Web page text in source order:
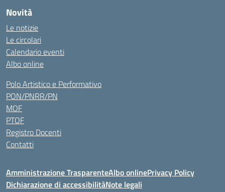
Novità
Le notizie
Le circolari
Calendario eventi
Albo online
Polo Artistico e Performativo
PON/PNRR/PN
MOF
PTOF
Registro Docenti
Contatti
Amministrazione TrasparenteAlbo onlinePrivacy Policy
Dichiarazione di accessibilitàNote legali